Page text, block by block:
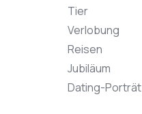
Tier
Verlobung
Reisen
Jubiläum
Dating-Porträt